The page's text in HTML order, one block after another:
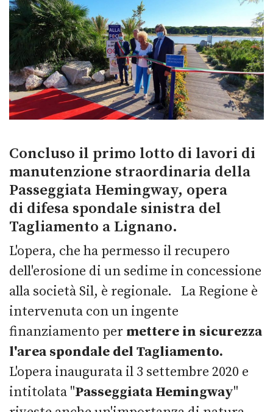
Concluso il primo lotto di lavori di
manutenzione straordinaria della
Passeggiata Hemingway, opera
di difesa spondale sinistra del
Tagliamento a Lignano.
L'opera, che ha permesso il recupero
dell'erosione di un sedime in concessione
alla società Sil, è regionale. La Regione è
intervenuta con un ingente
finanziamento per mettere in sicurezza
l'area spondale del Tagliamento.
L'opera inaugurata il 3 settembre 2020 e
intitolata "Passeggiata Hemingway"